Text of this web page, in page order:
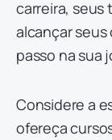
carreira, seus
alcançar seus
passo na sua
Considere a
ofereça